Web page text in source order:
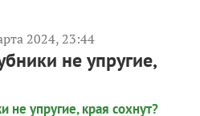
2024, 23:44
не упругие,